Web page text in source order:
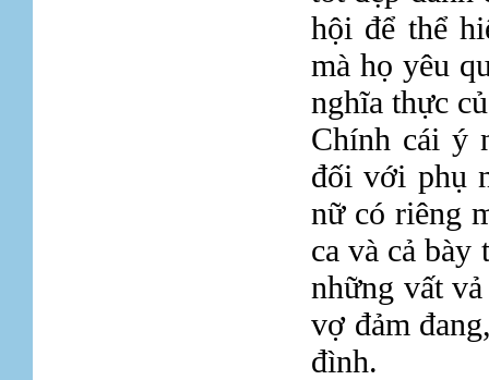
hội để thể
mà họ yêu
nghĩa thực
Chính cái ý
đối với phụ
nữ có riêng
ca và cả
những vất
vợ đảm
đình.